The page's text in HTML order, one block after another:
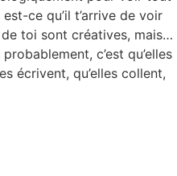
ce qu’il t’arrive de voir
toi sont créatives, mais…
c’est qu’elles
écrivent, qu’elles collent,